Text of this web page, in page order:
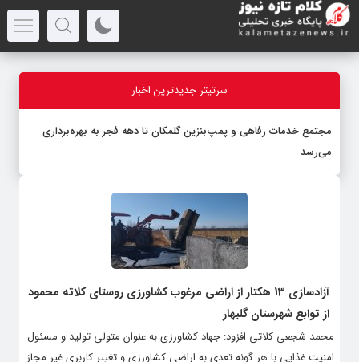
سرتیتر جدیدترین اخبار
مجتمع خدمات رفاهی و پمپ‌بنزین گلمکان تا دهه فجر به بهره‌برداری
می‌رسد
آزادسازی 13 هکتار از اراضی مرغوب کشاورزی روستای کلاته محمود
از توابع شهرستان گلبهار
محمد شجعی کلاتی افزود: جهاد کشاورزی به عنوان متولی تولید و مسئول
امنیت غذایی با هر گونه تعدی به اراضی کشاورزی و تغییر کاربری غیر مجاز